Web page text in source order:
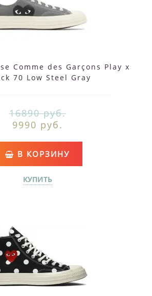
Comme des Garçons Play x
70 Low Steel Gray
16890 руб.
9990 руб.
В КОРЗИНУ
КУПИТЬ